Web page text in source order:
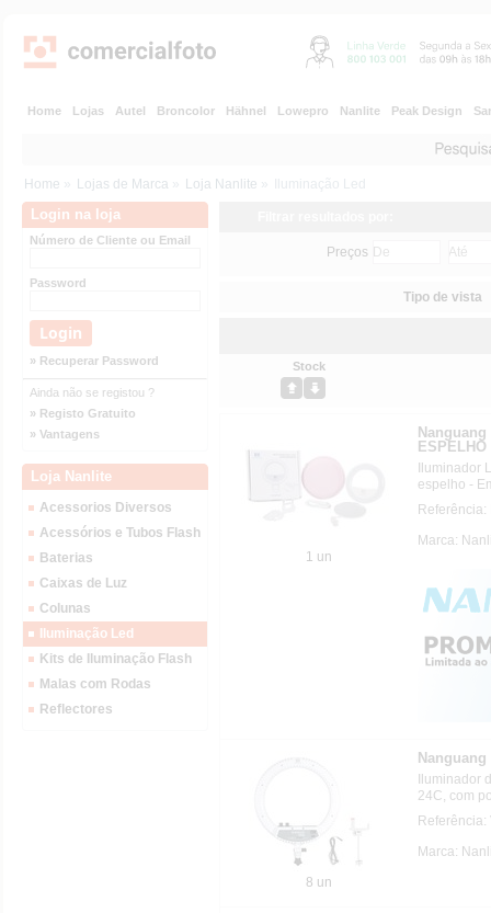
Home Lojas Autel Broncolor Hähnel Lowepro Nanlite Peak Design
Home » Lojas de Marca » Loja Nanlite » Iluminação Led
Login na loja
Número de Cliente ou Email
Password
» Recuperar Password
Ainda não se registou ?
» Registo Gratuito
» Vantagens
Loja Nanlite
Acessorios Diversos
Acessórios e Tubos Flash
Baterias
Caixas de Luz
Colunas
Iluminação Led
Kits de Iluminação Flash
Malas com Rodas
Reflectores
Preços
Tipo de vista
Stock
1 un
Nanguang
ESPELHO
Iluminador
espelho -
Referência:
Marca:
8 un
Nanguang
Iluminador
24C, com
Marca: